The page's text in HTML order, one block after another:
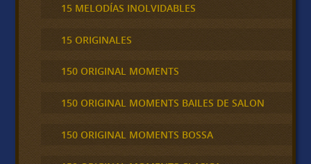
15 MELODÍAS INOLVIDABLES
15 ORIGINALES
150 ORIGINAL MOMENTS
150 ORIGINAL MOMENTS BAILES DE SALON
150 ORIGINAL MOMENTS BOSSA